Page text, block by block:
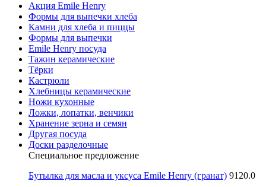
Акция Emile Henry
Формы для выпечки хлеба
Камни для хлеба и пиццы
Формы для выпечки
Emile Henry посуда
Тажин керамические
Тёрки
Кастрюли
Хлебницы керамические
Ножи кухонные
Ложки, лопатки, венчики
Хранение зерна и семян
Другая посуда
Доски разделочные
Специальное предложение
Бутылка для масла и уксуса Emile Henry (гранат) 9120.0